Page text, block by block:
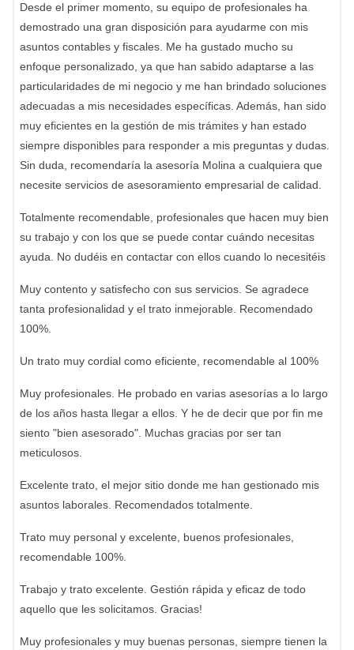
Desde el primer momento, su equipo de profesionales ha
demostrado una gran disposición para ayudarme con mis
asuntos contables y fiscales. Me ha gustado mucho su
enfoque personalizado, ya que han sabido adaptarse a las
particularidades de mi negocio y me han brindado soluciones
adecuadas a mis necesidades específicas. Además, han sido
muy eficientes en la gestión de mis trámites y han estado
siempre disponibles para responder a mis preguntas y dudas.
Sin duda, recomendaría la asesoría Molina a cualquiera que
necesite servicios de asesoramiento empresarial de calidad.
Totalmente recomendable, profesionales que hacen muy bien
su trabajo y con los que se puede contar cuándo necesitas
ayuda. No dudéis en contactar con ellos cuando lo necesitéis
Muy contento y satisfecho con sus servicios. Se agradece
tanta profesionalidad y el trato inmejorable. Recomendado
100%.
Un trato muy cordial como eficiente, recomendable al 100%
Muy profesionales. He probado en varias asesorías a lo largo
de los años hasta llegar a ellos. Y he de decir que por fin me
siento "bien asesorado". Muchas gracias por ser tan
meticulosos.
Excelente trato, el mejor sitio donde me han gestionado mis
asuntos laborales. Recomendados totalmente.
Trato muy personal y excelente, buenos profesionales,
recomendable 100%.
Trabajo y trato excelente. Gestión rápida y eficaz de todo
aquello que les solicitamos. Gracias!
Muy profesionales y muy buenas personas, siempre tienen la